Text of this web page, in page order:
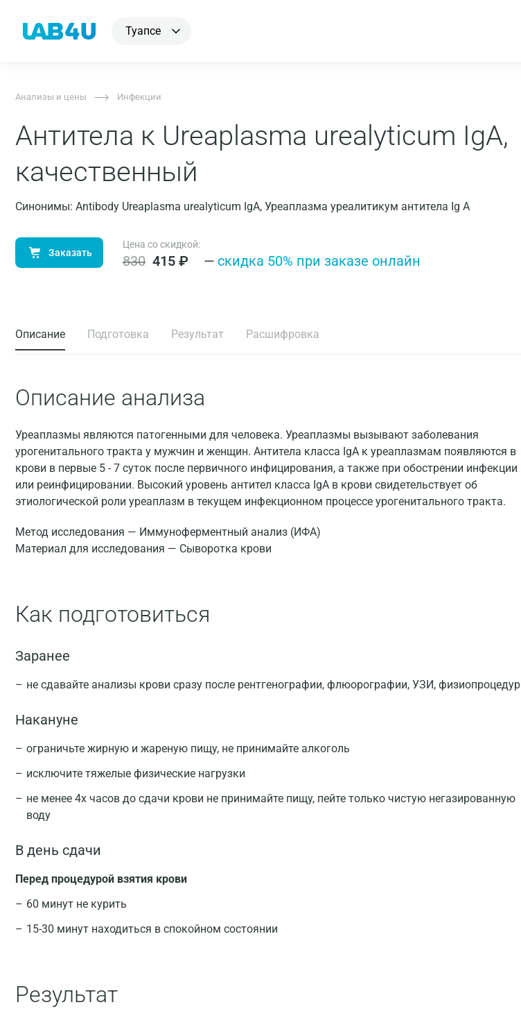
Туапсе
Анализы и цены Инфекции
Антитела к Ureaplasma urealyticum IgA,
качественный
Синонимы: Antibody Ureaplasma urealyticum IgA, Уреаплазма уреалитикум антитела Ig А
Заказать
Цена со скидкой:
830 415 ₽ — cкидка 50% при заказе онлайн
Описание Подготовка Результат Расшифровка
Описание анализа
Уреаплазмы являются патогенными для человека. Уреаплазмы вызывают заболевания
урогенитального тракта у мужчин и женщин. Антитела класса IgA к уреаплазмам появляются в
крови в первые 5 - 7 суток после первичного инфицирования, а также при обострении инфекции
или реинфицировании. Высокий уровень антител класса IgA в крови свидетельствует об
этиологической роли уреаплазм в текущем инфекционном процессе урогенитального тракта.
Метод исследования — Иммуноферментный анализ (ИФА)
Материал для исследования — Сыворотка крови
Как подготовиться
Заранее
не сдавайте анализы крови сразу после рентгенографии, флюорографии, УЗИ, физиопроцедур
Накануне
ограничьте жирную и жареную пищу, не принимайте алкоголь
исключите тяжелые физические нагрузки
не менее 4х часов до сдачи крови не принимайте пищу, пейте только чистую негазированную
воду
В день сдачи
Перед процедурой взятия крови
60 минут не курить
15-30 минут находиться в спокойном состоянии
Результат